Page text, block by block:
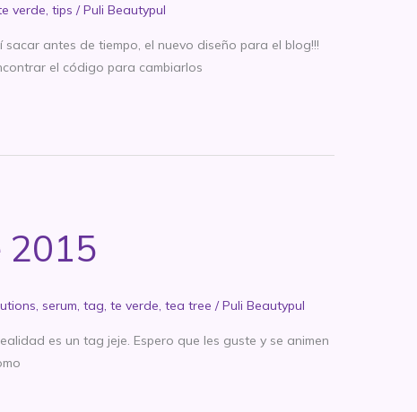
verde, tips /Puli Beautypul
antes de tiempo, el nuevo diseño para el blog!!!
el código para cambiarlos
2015
, serum, tag, te verde, tea tree /Puli Beautypul
es un tag jeje. Espero que les guste y se animen